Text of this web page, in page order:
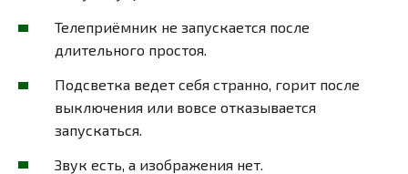
Телеприёмник не запускается после
длительного простоя.
Подсветка ведет себя странно, горит после
выключения или вовсе отказывается
запускаться.
Звук есть, а изображения нет.